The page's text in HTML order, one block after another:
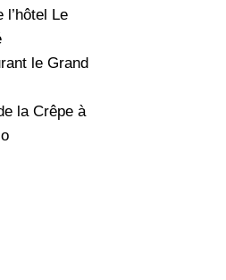
l’hôtel Le
le Grand
la Crêpe à